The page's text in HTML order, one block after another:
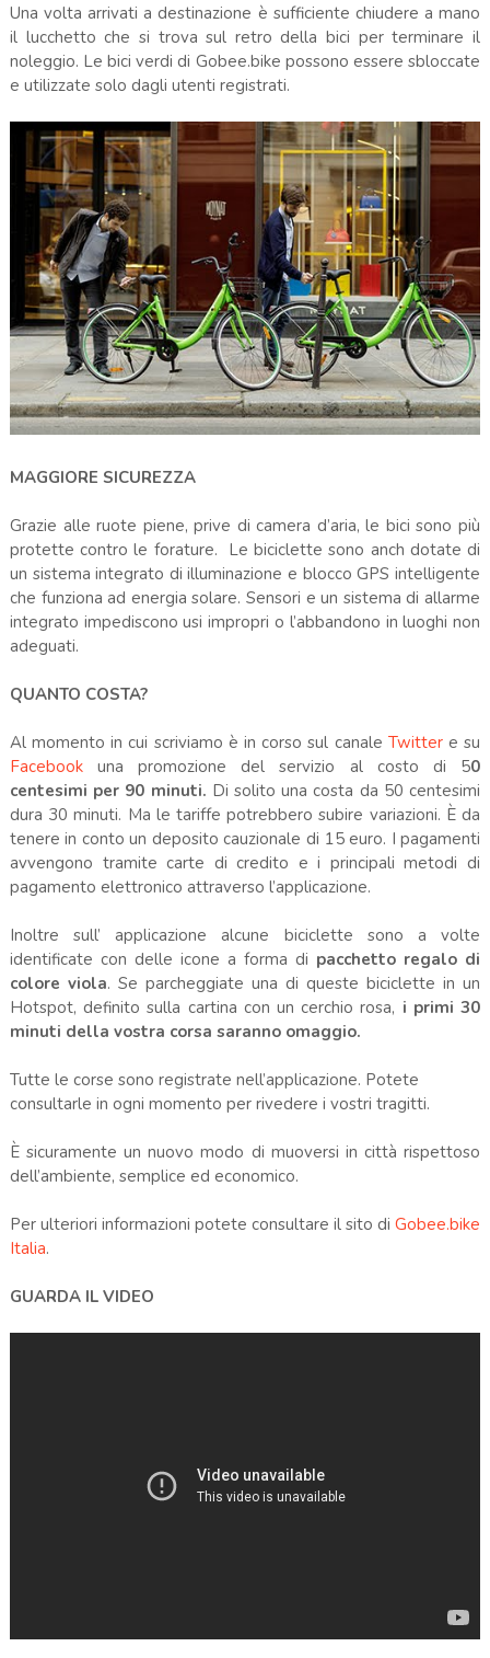
Una volta arrivati a destinazione è sufficiente chiudere a mano
il lucchetto che si trova sul retro della bici per terminare il
noleggio. Le bici verdi di Gobee.bike possono essere sbloccate
e utilizzate solo dagli utenti registrati.
MAGGIORE SICUREZZA
Grazie alle ruote piene, prive di camera d’aria, le bici sono più
protette contro le forature. Le biciclette sono anch dotate di
un sistema integrato di illuminazione e blocco GPS intelligente
che funziona ad energia solare. Sensori e un sistema di allarme
integrato impediscono usi impropri o l’abbandono in luoghi non
adeguati.
QUANTO COSTA?
Al momento in cui scriviamo è in corso sul canale Twittere su
Facebookuna promozione del servizio al costo di 50
centesimi per 90 minuti. Di solito una costa da 50 centesimi
dura 30 minuti. Ma le tariffe potrebbero subire variazioni. È da
tenere in conto un deposito cauzionale di 15 euro. I pagamenti
avvengono tramite carte di credito e i principali metodi di
pagamento elettronico attraverso l’applicazione.
Inoltre sull’ applicazione alcune biciclette sono a volte
identificate con delle icone a forma di pacchetto regalo di
colore viola. Se parcheggiate una di queste biciclette in un
Hotspot, definito sulla cartina con un cerchio rosa, i primi 30
minuti della vostra corsa saranno omaggio.
Tutte le corse sono registrate nell’applicazione. Potete
consultarle in ogni momento per rivedere i vostri tragitti.
È sicuramente un nuovo modo di muoversi in città rispettoso
dell’ambiente, semplice ed economico.
Per ulteriori informazioni potete consultare il sito diGobee.bike
Italia.
GUARDA IL VIDEO